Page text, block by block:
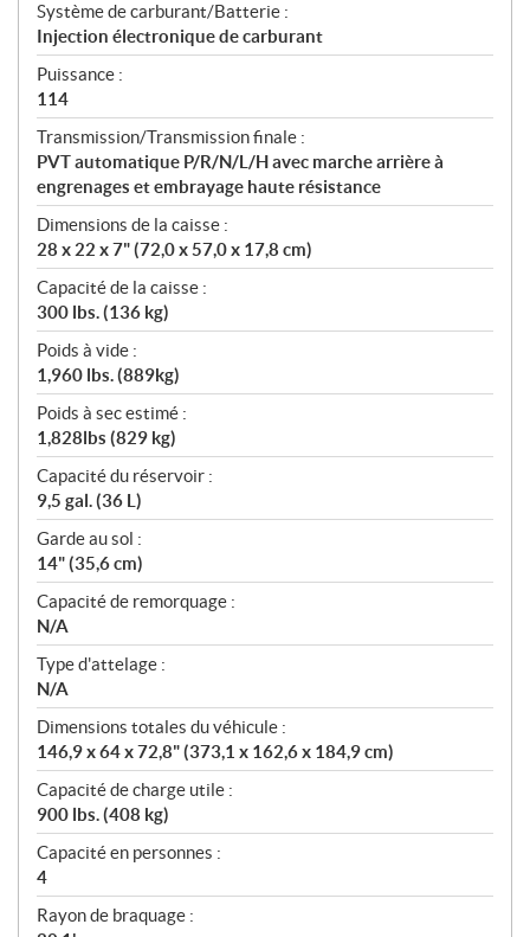
Système de carburant/Batterie :
Injection électronique de carburant
Puissance :
114
Transmission/Transmission finale :
PVT automatique P/R/N/L/H avec marche arrière à
engrenages et embrayage haute résistance
Dimensions de la caisse :
28 x 22 x 7" (72,0 x 57,0 x 17,8 cm)
Capacité de la caisse :
300 lbs. (136 kg)
Poids à vide :
1,960 lbs. (889kg)
Poids à sec estimé :
1,828lbs (829 kg)
Capacité du réservoir :
9,5 gal. (36 L)
Garde au sol :
14" (35,6 cm)
Capacité de remorquage :
N/A
Type d'attelage :
N/A
Dimensions totales du véhicule :
146,9 x 64 x 72,8" (373,1 x 162,6 x 184,9 cm)
Capacité de charge utile :
900 lbs. (408 kg)
Capacité en personnes :
4
Rayon de braquage :